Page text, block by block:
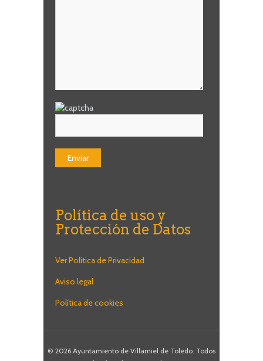
Política de uso y
Protección de Datos
Ver Política de Privacidad
Aviso legal
Política de cookies
© 2026 Ayuntamiento de Villamiel de Toledo. Todos